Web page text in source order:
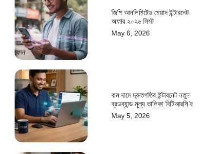
জিপি আনলিমিটেড মেয়াদ ইন্টারনেট
অফার ২০২৬ লিস্ট
May 6, 2026
কম দামে দ্রুতগতির ইন্টারনেট নতুন
ব্রডব্যান্ড মূল্য তালিকা বিটিআরসি’র
May 5, 2026